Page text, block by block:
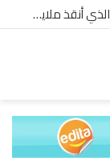
إذا أخطأنا سامحونا”.. القصة الكاملة للاعتذار الذي أنقذ ملايين “إعمار” في الساحل الشمالي